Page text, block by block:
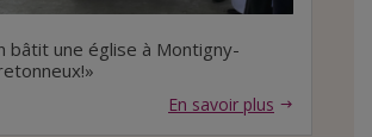
bâtit une église à Montigny-
En savoir plus